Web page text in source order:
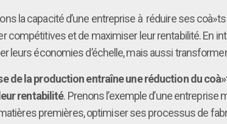
la capacité d’une entreprise à réduire ses
et de maximiser leur rentabilité. En
leurs économies d’échelle, mais aussi
de la production entraîne une réduction du
rentabilité. Prenons l’exemple d’une
premières, optimiser ses processus de